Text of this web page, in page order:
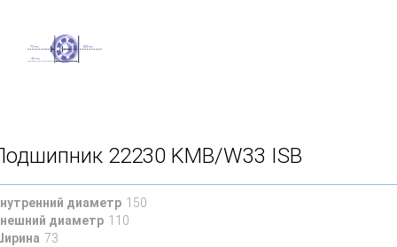
22230 KMB/W33 ISB
диаметр 150
диаметр 110
73